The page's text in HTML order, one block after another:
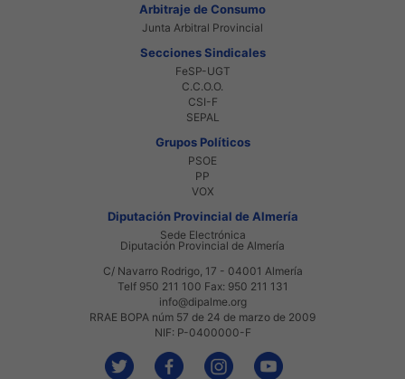
Arbitraje de Consumo
Junta Arbitral Provincial
Secciones Sindicales
FeSP-UGT
C.C.O.O.
CSI-F
SEPAL
Grupos Políticos
PSOE
PP
VOX
Diputación Provincial de Almería
Sede Electrónica
Diputación Provincial de Almería
C/ Navarro Rodrigo, 17 - 04001 Almería
Telf 950 211 100 Fax: 950 211 131
info@dipalme.org
RRAE BOPA núm 57 de 24 de marzo de 2009
NIF: P-0400000-F